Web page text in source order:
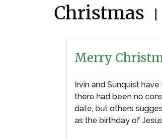
Christmas ।
Merry
Irvin and Sunquist
there had been no
date, but others
as the birthday of